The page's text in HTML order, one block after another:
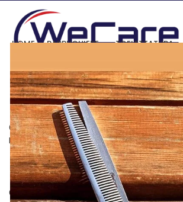
0items/0,00 €
Menu
0 items 0,00
HOME PARRUCHIERE TOELETTATURA